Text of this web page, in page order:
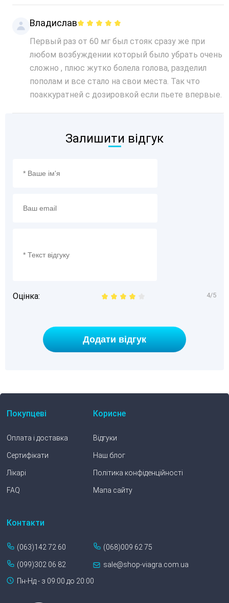
Владислав
Первый раз от 60 мг был стояк сразу же при
любом возбуждении который было убрать очень
сложно , плюс жутко болела голова, разделил
пополам и все стало на свои места. Так что
поаккуратней с дозировкой если пьете впервые.
Залишити відгук
Оцінка: 4/5
Покупцеві
Оплата і доставка
Сертифікати
Лікарі
FAQ
Корисне
Відгуки
Наш блог
Політика конфіденційності
Мапа сайту
Контакти
(063)142 72 60 (068)009 62 75
(099)302 06 82
sale@shop-viagra.com.ua
Пн-Нд - з 09:00 до 20:00